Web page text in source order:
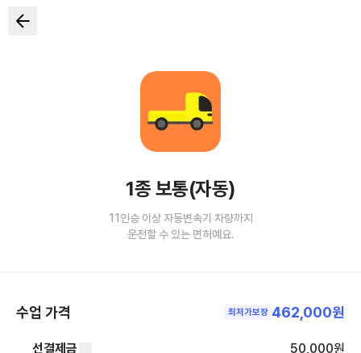
1종 보통(자동)
11인승 이상 자동변속기 차량까지
운전할 수 있는 면허예요.
수업 가격 최저가보장 462,000원
선결제금 50,000원